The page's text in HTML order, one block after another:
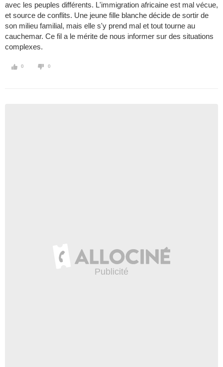
avec les peuples différents. L'immigration africaine est mal vécue,
et source de conflits. Une jeune fille blanche décide de sortir de
son milieu familial, mais elle s'y prend mal et tout tourne au
cauchemar. Ce fil a le mérite de nous informer sur des situations
complexes.
0 0